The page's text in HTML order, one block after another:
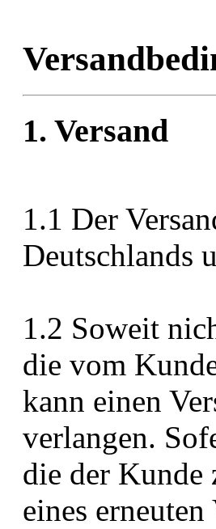
1. Versand
1.1 Der
Deutschlands
1.2 Soweit
die vom
kann einen
verlangen.
die der Kunde
eines erneuten